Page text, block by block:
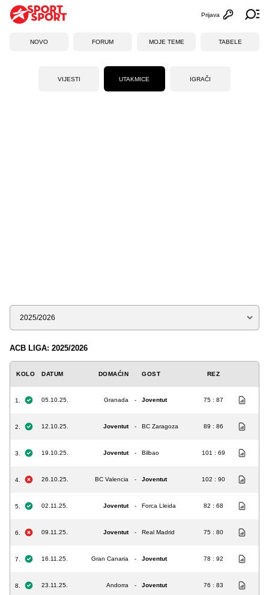
Otvori
Prijava
NOVO FORUM MOJE TEME TABELE
VIJESTI UTAKMICE IGRAČI
Sezona
ACB LIGA: 2025/2026
KOLO DATUM DOMAĆIN GOST REZ
1. 05.10.25. Granada - Joventut 75 : 87
2. 12.10.25. Joventut - BC Zaragoza 89 : 86
3. 19.10.25. Joventut - Bilbao 101 : 69
4. 26.10.25. BC Valencia - Joventut 102 : 90
5. 02.11.25. Joventut - Forca Lleida 82 : 68
6. 09.11.25. Joventut - Real Madrid 75 : 80
7. 16.11.25. Gran Canaria - Joventut 78 : 92
8. 23.11.25. Andorra - Joventut 76 : 83